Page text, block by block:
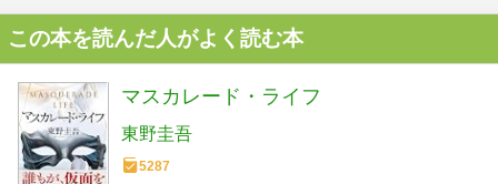
この本を読んだ人がよく読む本
マスカレード・ライフ
東野圭吾
5287